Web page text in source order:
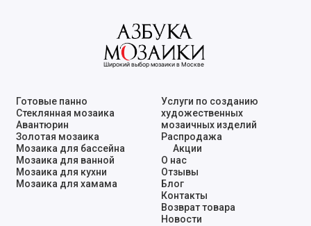
Широкий выбор мозаики в Москве
Готовые панно
Стеклянная мозаика
Авантюрин
Золотая мозаика
Мозаика для бассейна
Мозаика для ванной
Мозаика для кухни
Мозаика для хамама
Услуги по созданию
художественных
мозаичных изделий
Распродажа
Акции
О нас
Отзывы
Блог
Контакты
Возврат товара
Новости